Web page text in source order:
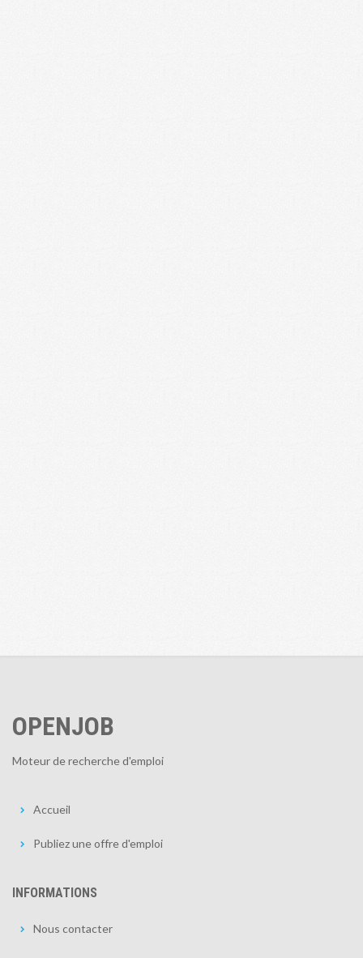
OPENJOB
Moteur de recherche d'emploi
Accueil
Publiez une offre d'emploi
INFORMATIONS
Nous contacter